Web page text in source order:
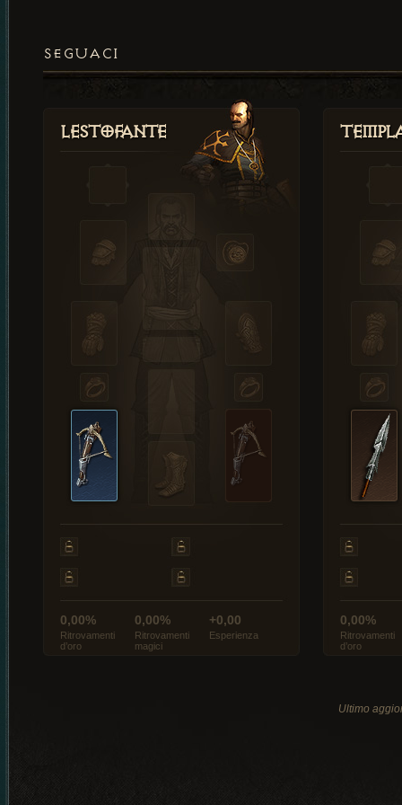
SEGUACI
Lestofante
0,00%
Ritrovamenti
d’oro
0,00%
Ritrovamenti
magici
+0,00
Esperienza
0,00%
Ritrovamenti
d’oro
Ultimo